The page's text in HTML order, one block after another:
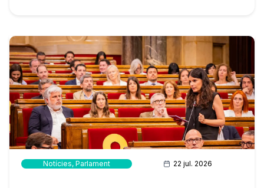
Notícies, Parlament 22 jul. 2026